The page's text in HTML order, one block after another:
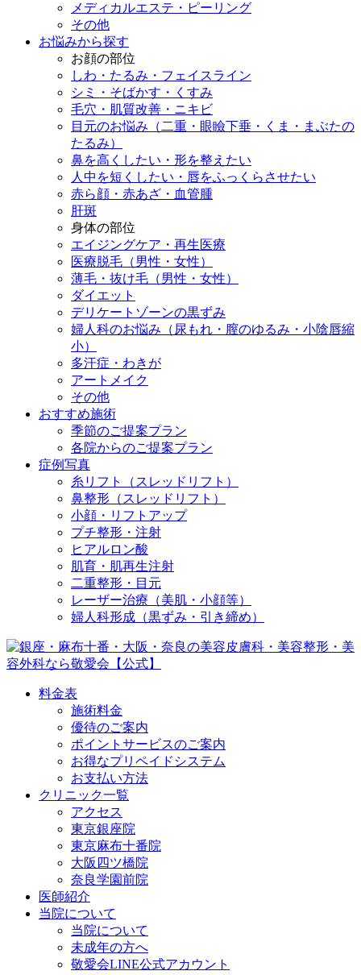
メディカルエステ・ピーリング
その他
お悩みから探す
お顔の部位
しわ・たるみ・フェイスライン
シミ・そばかす・くすみ
毛穴・肌質改善・ニキビ
目元のお悩み（二重・眼瞼下垂・くま・まぶたの
たるみ）
鼻を高くしたい・形を整えたい
人中を短くしたい・唇をふっくらさせたい
赤ら顔・赤あざ・血管腫
肝斑
身体の部位
エイジングケア・再生医療
医療脱毛（男性・女性）
薄毛・抜け毛（男性・女性）
ダイエット
デリケートゾーンの黒ずみ
婦人科のお悩み（尿もれ・膣のゆるみ・小陰唇縮
小）
多汗症・わきが
アートメイク
その他
おすすめ施術
季節のご提案プラン
各院からのご提案プラン
症例写真
糸リフト（スレッドリフト）
鼻整形（スレッドリフト）
小顔・リフトアップ
プチ整形・注射
ヒアルロン酸
肌育・肌再生注射
二重整形・目元
レーザー治療（美肌・小顔等）
婦人科形成（黒ずみ・引き締め）
料金表
施術料金
優待のご案内
ポイントサービスのご案内
お得なプリペイドシステム
お支払い方法
クリニック一覧
アクセス
東京銀座院
東京麻布十番院
大阪四ツ橋院
奈良学園前院
医師紹介
当院について
当院について
未成年の方へ
敬愛会LINE公式アカウント